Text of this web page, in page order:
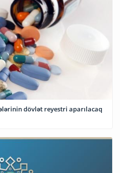
dövlət reyestri aparılacaq